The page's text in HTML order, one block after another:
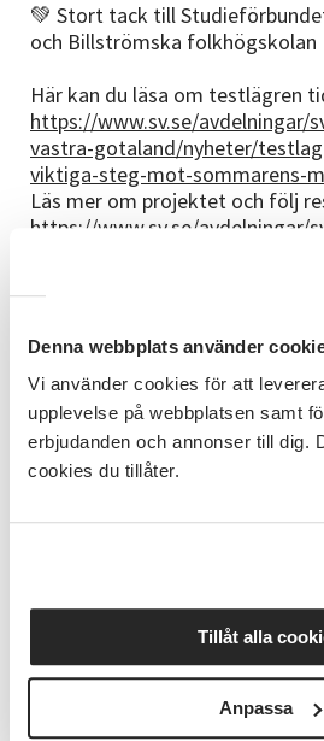
Denna webbplats använder
Vi använder cookies för att
upplevelse på webbplatsen samt
erbjudanden och annonser till dig.
cookies du tillåter.
Tillåt alla
Anpassa
💚 Stort tack till
och Billströmska folkhögskolan
Här kan du läsa om testlägren
https://www.sv.se/avdelningar/
vastra-gotaland/nyheter/
viktiga-steg-mot-sommarens-
Läs mer om projektet och följ
https://www.sv.se/avdelningar/
Relaterade länkar